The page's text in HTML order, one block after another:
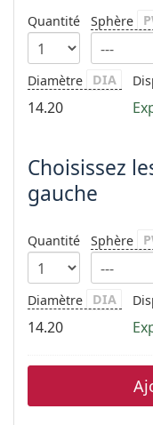
Toutes les
Persol
Prada
Toutes les
Quantité Sphère
Diamètre DIA
14.20
Choisissez
gauche
Quantité Sphère
Diamètre DIA
14.20